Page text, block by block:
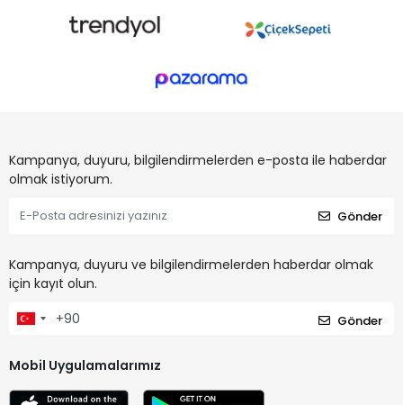
Kampanya, duyuru, bilgilendirmelerden e-posta ile haberdar
olmak istiyorum.
Gönder
Kampanya, duyuru ve bilgilendirmelerden haberdar olmak
için kayıt olun.
Gönder
Mobil Uygulamalarımız